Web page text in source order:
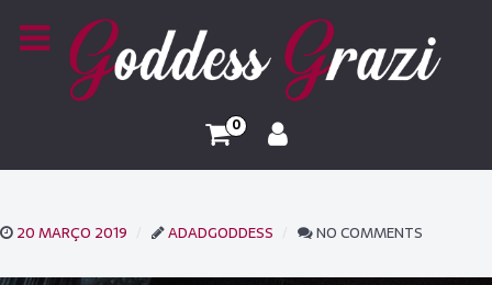
0
20 MARÇO 2019 ADADGODDESS NO COMMENTS